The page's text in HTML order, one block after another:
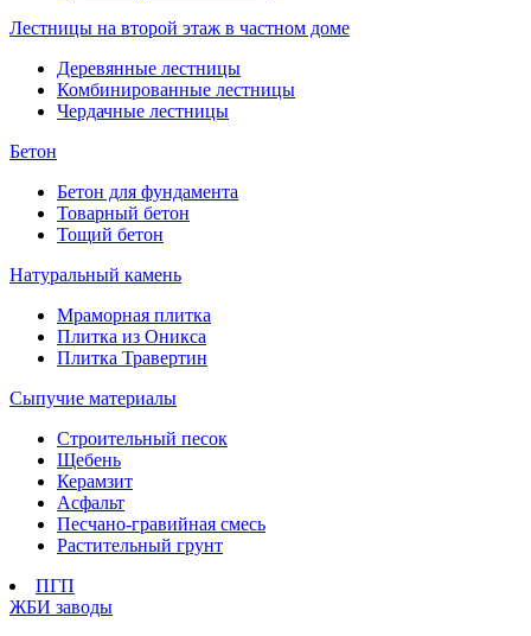
Лестницы на второй этаж в частном доме
Деревянные лестницы
Комбинированные лестницы
Чердачные лестницы
Бетон
Бетон для фундамента
Товарный бетон
Тощий бетон
Натуральный камень
Мраморная плитка
Плитка из Оникса
Плитка Травертин
Сыпучие материалы
Строительный песок
Щебень
Керамзит
Асфальт
Песчано-гравийная смесь
Растительный грунт
ПГП
ЖБИ заводы